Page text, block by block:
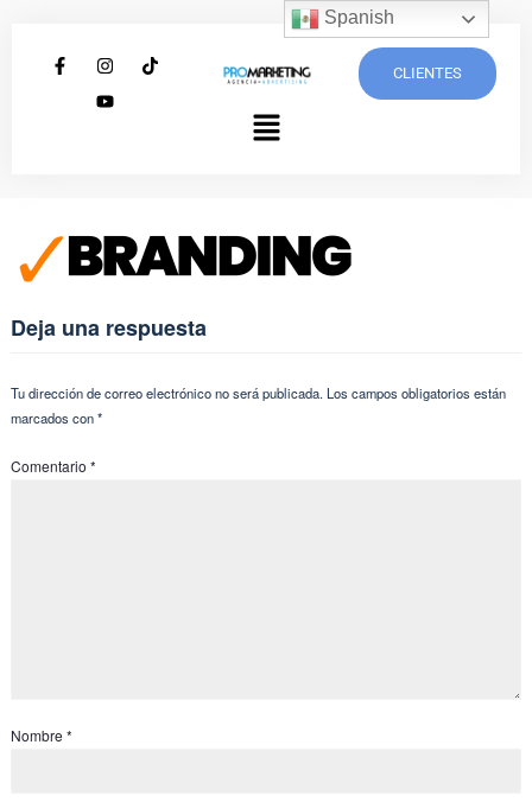
CLIENTES
Deja una respuesta
Tu dirección de correo electrónico no será publicada. Los campos obligatorios están
marcados con*
Comentario *
Nombre *
Spanish